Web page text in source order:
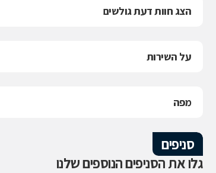
הצג חוות דעת גולשים
על השירות
מפה
סניפים
גלו את הסניפים הנוספים שלנו